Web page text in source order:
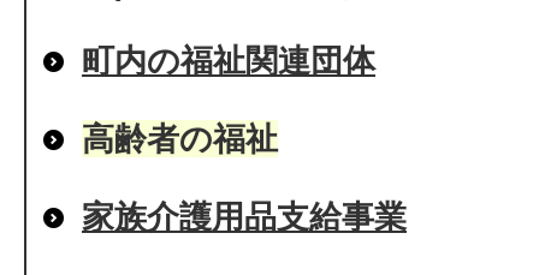
町内の福祉関連団体
高齢者の福祉
家族介護用品支給事業